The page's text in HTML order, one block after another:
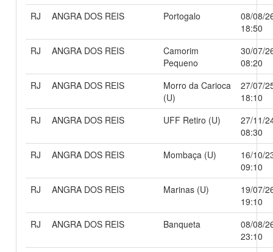
RJ
ANGRA DOS REIS Portogalo
08/08/
18:50
RJ
ANGRA DOS REIS
Camorim
Pequeno
30/07/
08:20
RJ
ANGRA DOS REIS
Morro da Carioca
(U)
27/07/
18:10
RJ
ANGRA DOS REIS UFF Retiro (U)
27/11/
08:30
RJ
ANGRA DOS REIS Mombaça (U)
16/10/
09:10
RJ
ANGRA DOS REIS Marinas (U)
19/07/
19:10
RJ
ANGRA DOS REIS Banqueta
08/08/
23:10